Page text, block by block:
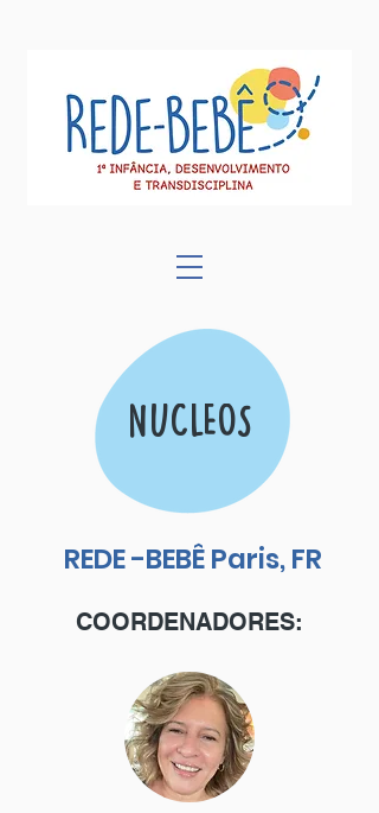
NÚCLEOS
REDE -BEBÊ Paris, FR
COORDENADORES: